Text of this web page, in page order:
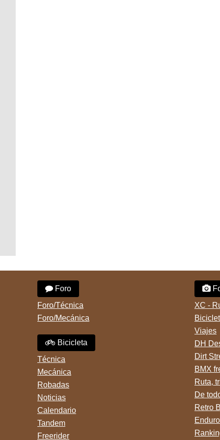
Foro
Foro/Técnica
Foro/Mecánica
Bicicleta
Técnica
Mecánica
Robadas
Noticias
Calendario
Tandem
Freerider
XC -
Viajes
DH
Dirt
BMX
Ruta,
De
Retro